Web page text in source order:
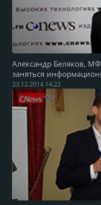
Александр Беляков,
заняться
23.12.2014 14:22